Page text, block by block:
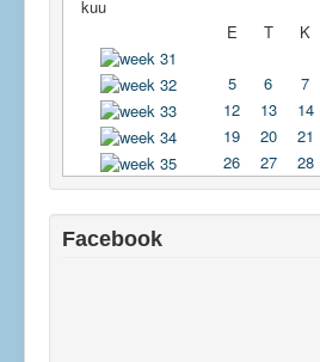
E
T K
5
6 7
12
13 14
19
20 21
26
27 28
Facebook